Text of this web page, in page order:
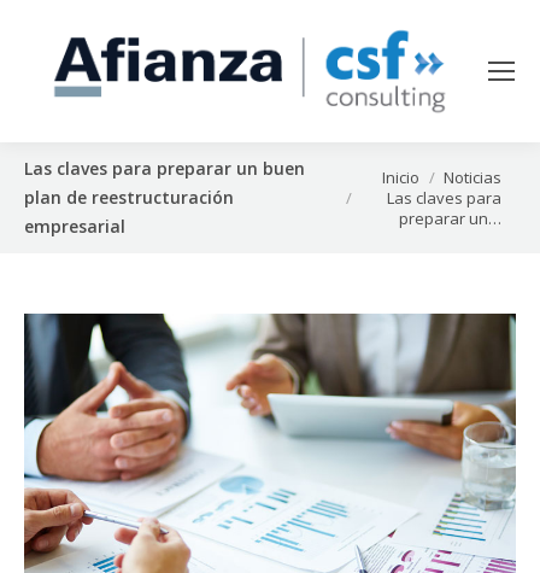
Las claves para preparar un buen
plan de reestructuración
empresarial
Estás aquí:
Inicio
Noticias
Las claves para
preparar un…